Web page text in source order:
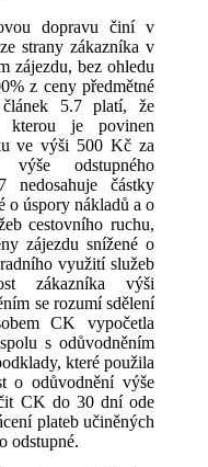
dopravu činí v
strany zákazníka v
zájezdu, bez ohledu
z ceny předmětné
5.7 platí, že
kterou je povinen
ve výši 500 Kč za
výše odstupného
nedosahuje částky
o úspory nákladů a o
cestovního ruchu,
zájezdu snížené o
využití služeb
zákazníka výši
se rozumí sdělení
CK vypočetla
s odůvodněním
které použila
o odůvodnění výše
CK do 30 dní ode
plateb učiněných
odstupné.